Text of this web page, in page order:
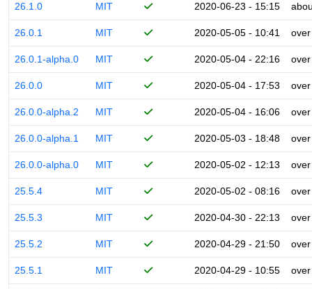
26.1.0 MIT 2020-06-23 - 15:15
26.0.1 MIT 2020-05-05 - 10:41
26.0.1-alpha.0 MIT 2020-05-04 - 22:16
26.0.0 MIT 2020-05-04 - 17:53
26.0.0-alpha.2 MIT 2020-05-04 - 16:06
26.0.0-alpha.1 MIT 2020-05-03 - 18:48
26.0.0-alpha.0 MIT 2020-05-02 - 12:13
25.5.4 MIT 2020-05-02 - 08:16
25.5.3 MIT 2020-04-30 - 22:13
25.5.2 MIT 2020-04-29 - 21:50
25.5.1 MIT 2020-04-29 - 10:55